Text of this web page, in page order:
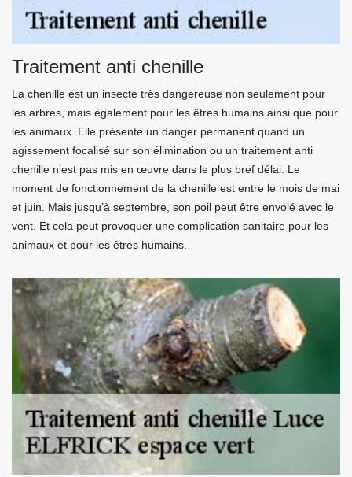
Traitement anti chenille
La chenille est un insecte très dangereuse non seulement pour
les arbres, mais également pour les êtres humains ainsi que pour
les animaux. Elle présente un danger permanent quand un
agissement focalisé sur son élimination ou un traitement anti
chenille n’est pas mis en œuvre dans le plus bref délai. Le
moment de fonctionnement de la chenille est entre le mois de mai
et juin. Mais jusqu’à septembre, son poil peut être envolé avec le
vent. Et cela peut provoquer une complication sanitaire pour les
animaux et pour les êtres humains.